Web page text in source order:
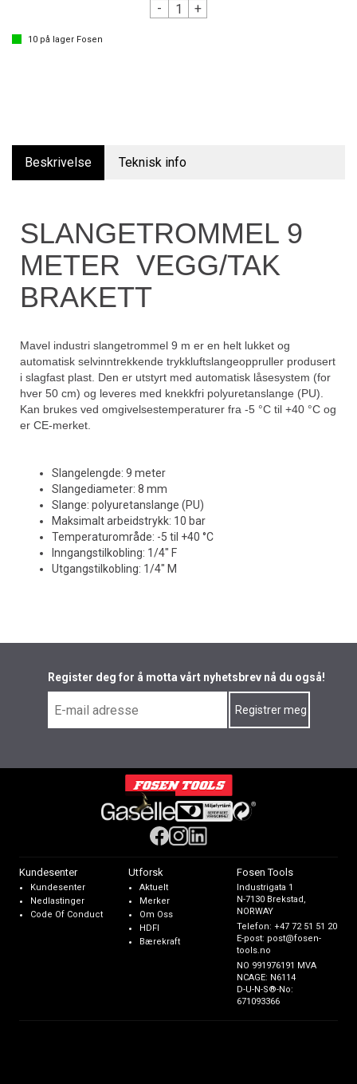
- +
10 på lager Fosen
Beskrivelse Teknisk info
SLANGETROMMEL 9
METER VEGG/TAK
BRAKETT
Mavel industri slangetrommel 9 m er en helt lukket og
automatisk selvinntrekkende trykkluftslangeoppruller produsert
i slagfast plast. Den er utstyrt med automatisk låsesystem (for
hver 50 cm) og leveres med knekkfri polyuretanslange (PU).
Kan brukes ved omgivelsestemperaturer fra -5 °C til +40 °C og
er CE-merket.
Slangelengde: 9 meter
Slangediameter: 8 mm
Slange: polyuretanslange (PU)
Maksimalt arbeidstrykk: 10 bar
Temperaturområde: -5 til +40 °C
Inngangstilkobling: 1/4" F
Utgangstilkobling: 1/4" M
Register deg for å motta vårt nyhetsbrev nå du også!
Kundesenter
Kundesenter
Nedlastinger
Code Of Conduct
Utforsk
Aktuelt
Merker
Om Oss
HDFI
Bærekraft
Fosen Tools
Industrigata 1
N-7130 Brekstad,
NORWAY
Telefon:+47 72 51 51 20
E-post: post@fosen-
tools.no
NO 991976191 MVA
NCAGE: N6114
D-U-N-S®-No:
671093366